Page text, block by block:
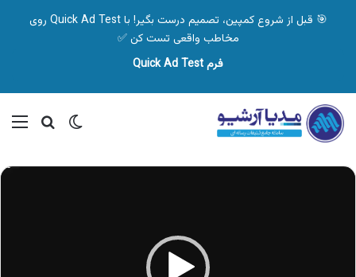
🎯 قبل از شروع کمپین، تصمیم درست بگیر! با Quick Ad Test روی
مخاطب واقعی تست کن ✅
فرم Quick Ad Test
تغییر پوسته
نمایشگر
ویدیو